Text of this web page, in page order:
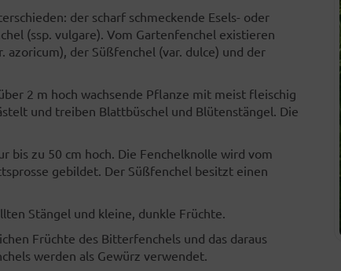
der scharf schmeckende Esels- oder
(ssp. vulgare). Vom Gartenfenchel existieren
der Süßfenchel (var. dulce) und der
2 m hoch wachsende Pflanze mit meist fleischig
und treiben Blattbüschel und Blütenstängel. Die
bis zu 50 cm hoch. Die Fenchelknolle wird vom
gebildet. Der Süßfenchel besitzt einen
Stängel und kleine, dunkle Früchte.
Früchte des Bitterfenchels und das daraus
werden als Gewürz verwendet.